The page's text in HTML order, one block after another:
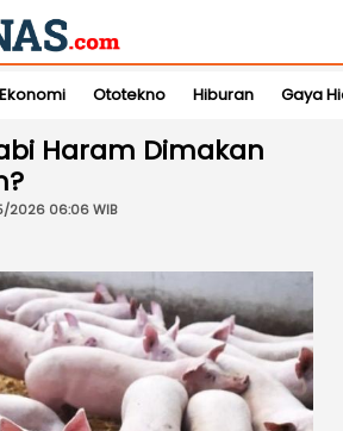
Ekonomi Ototekno Hiburan Gaya
Haram Dimakan
2026 06:06 WIB